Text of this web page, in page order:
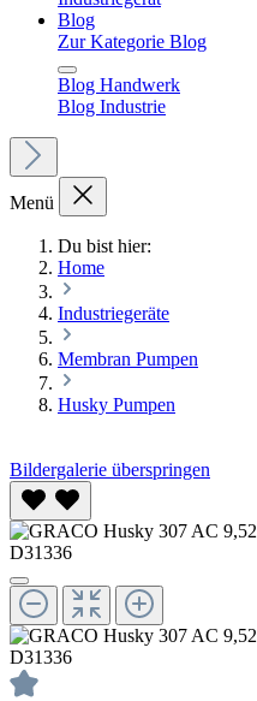
Blog
Zur Kategorie Blog
Blog Handwerk
Blog Industrie
Menü
Du bist hier:
Home
Industriegeräte
Membran Pumpen
Husky Pumpen
Bildergalerie überspringen